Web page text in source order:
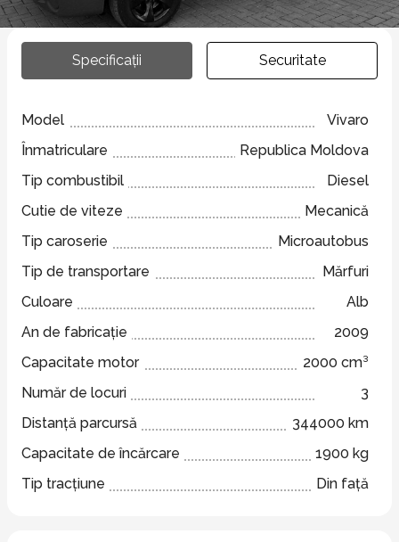
Specificații Securitate
Model
Vivaro
Înmatriculare
Republica Moldova
Tip combustibil
Diesel
Cutie de viteze
Mecanică
Tip caroserie
Microautobus
Tip de transportare
Mărfuri
Culoare
Alb
An de fabricație
2009
Capacitate motor
2000 cm³
Număr de locuri
3
Distanță parcursă
344000 km
Capacitate de încărcare
1900 kg
Tip tracțiune
Din față